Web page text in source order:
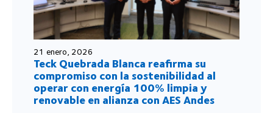
21 enero, 2026
Teck Quebrada Blanca reafirma su
compromiso con la sostenibilidad al
operar con energía 100% limpia y
renovable en alianza con AES Andes